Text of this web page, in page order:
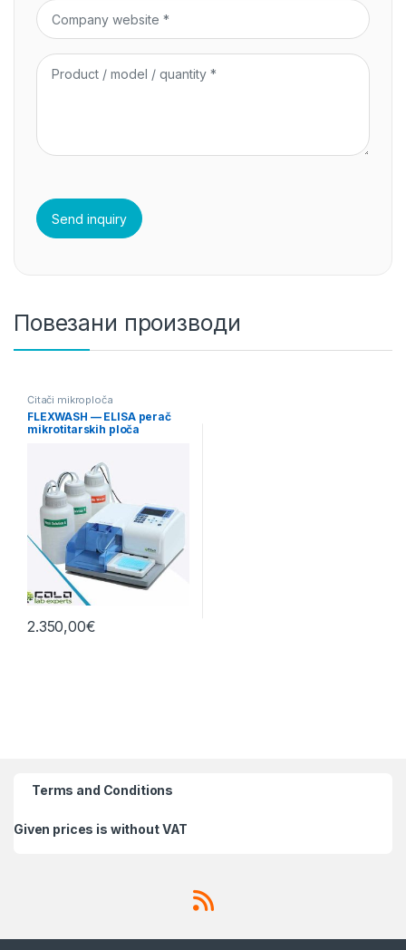
Повезани производи
Čitači mikroploča
FLEXWASH — ELISA perač
mikrotitarskih ploča
2.350,00€
Terms and Conditions
Given prices is without VAT